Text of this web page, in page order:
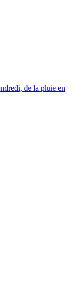
de la pluie en